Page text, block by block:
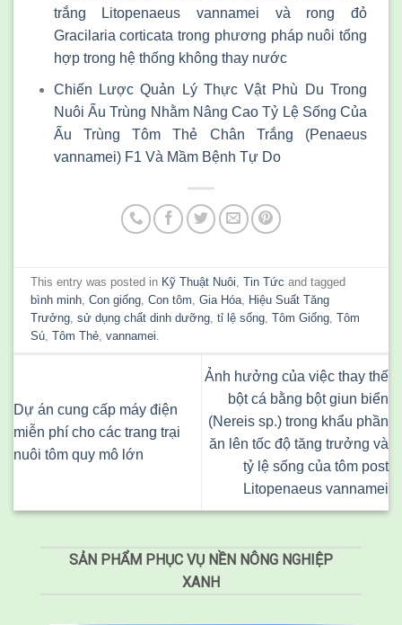
trắng Litopenaeus vannamei và rong đỏ
Gracilaria corticata trong phương pháp nuôi tổng
hợp trong hệ thống không thay nước
Chiến Lược Quản Lý Thực Vật Phù Du Trong
Nuôi Ấu Trùng Nhằm Nâng Cao Tỷ Lệ Sống Của
Ấu Trùng Tôm Thẻ Chân Trắng (Penaeus
vannamei) F1 Và Mầm Bệnh Tự Do
This entry was posted in Kỹ Thuật Nuôi,Tin Tức and tagged
bình minh,Con giống,Con tôm,Gia Hóa, Hiệu Suất Tăng
Trưởng,sử dụng chất dinh dưỡng,tỉ lệ sống,Tôm Giống,Tôm
Sú,Tôm Thẻ,vannamei.
Dự án cung cấp máy điện
miễn phí cho các trang trại
nuôi tôm quy mô lớn
Ảnh hưởng của việc thay thế
bột cá bằng bột giun biển
(Nereis sp.) trong khẩu phần
ăn lên tốc độ tăng trưởng và
tỷ lệ sống của tôm post
Litopenaeus vannamei
SẢN PHẨM PHỤC VỤ NỀN NÔNG NGHIỆP
XANH